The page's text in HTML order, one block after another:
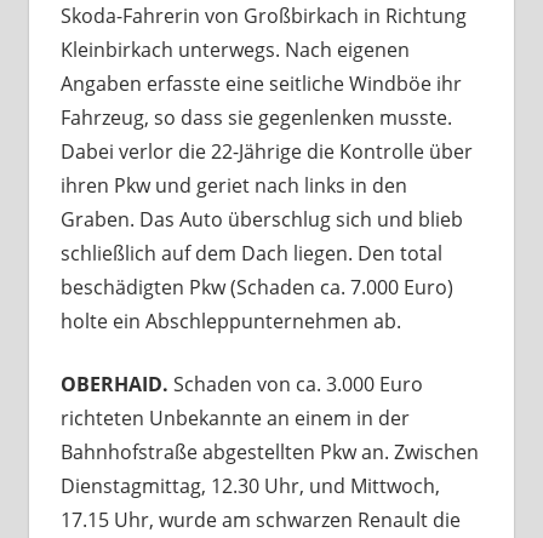
Skoda-Fahrerin von Großbirkach in Richtung
Kleinbirkach unterwegs. Nach eigenen
Angaben erfasste eine seitliche Windböe ihr
Fahrzeug, so dass sie gegenlenken musste.
Dabei verlor die 22-Jährige die Kontrolle über
ihren Pkw und geriet nach links in den
Graben. Das Auto überschlug sich und blieb
schließlich auf dem Dach liegen. Den total
beschädigten Pkw (Schaden ca. 7.000 Euro)
holte ein Abschleppunternehmen ab.
OBERHAID. Schaden von ca. 3.000 Euro
richteten Unbekannte an einem in der
Bahnhofstraße abgestellten Pkw an. Zwischen
Dienstagmittag, 12.30 Uhr, und Mittwoch,
17.15 Uhr, wurde am schwarzen Renault die